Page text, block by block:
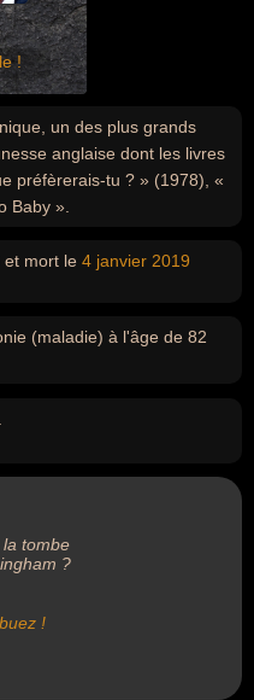
!
un des plus grands
anglaise dont les livres
préfèrerais-tu ? » (1978), «
Baby ».
et mort le 4 janvier 2019
(maladie) à l'âge de 82
tombe
?
!